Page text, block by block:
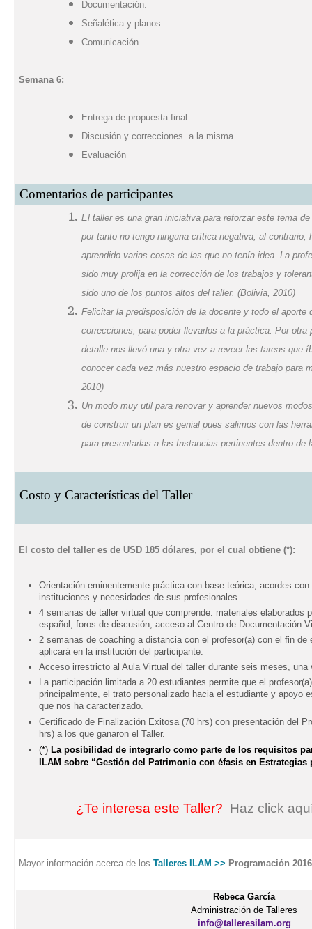
Documentación.
Señalética y planos.
Comunicación.
Semana 6:
Entrega de propuesta final
Discusión y correcciones a la misma
Evaluación
Comentarios de participantes
El taller es una gran iniciativa para reforzar este tema
por tanto no tengo ninguna crítica negativa, al contrario,
aprendido varias cosas de las que no tenía idea. La
sido muy prolija en la corrección de los trabajos y
sido uno de los puntos altos del taller. (Bolivia, 2010)
Felicitar la predisposición de la docente y todo el aporte
correcciones, para poder llevarlos a la práctica. Por
detalle nos llevó una y otra vez a reveer las tareas que
conocer cada vez más nuestro espacio de trabajo para
2010)
Un modo muy util para renovar y aprender nuevos
de construir un plan es genial pues salimos con las
para presentarlas a las Instancias pertinentes dentro de
Costo y Características del Taller
El costo del taller es de USD 185 dólares, por el cual obtiene (*):
Orientación eminentemente práctica con base teórica, acordes
instituciones y necesidades de sus profesionales.
4 semanas de taller virtual que comprende: materiales elaborados
español, foros de discusión, acceso al Centro de Documentación
2 semanas de coaching a distancia con el profesor(a) con el fin de
aplicará en la institución del participante.
Acceso irrestricto al Aula Virtual del taller durante seis meses, una
La participación limitada a 20 estudiantes permite que el
principalmente, el trato personalizado hacia el estudiante y apoyo
que nos ha caracterizado.
Certificado de Finalización Exitosa (70 hrs) con presentación del
hrs) a los que ganaron el Taller.
(*) La posibilidad de integrarlo como parte de los requisitos
ILAM sobre “Gestión del Patrimonio con éfasis en Estrategias
¿Te interesa este Taller? Haz click
Mayor información acerca de los Talleres ILAM >> Programación 2016
Rebeca García
Administración de Talleres
info@talleresilam.org